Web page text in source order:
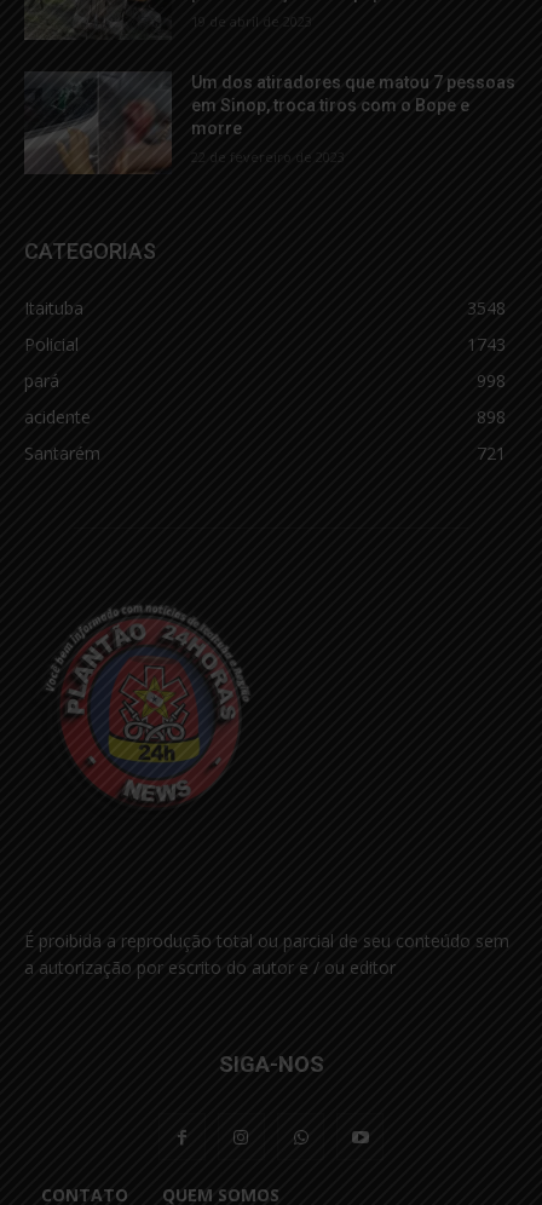
19 de abril de 2023
Um dos atiradores que matou 7 pessoas
em Sinop, troca tiros com o Bope e
morre
22 de fevereiro de 2023
CATEGORIAS
Itaituba
3548
Policial
1743
pará
998
acidente
898
Santarém
721
É proibida a reprodução total ou parcial de seu conteúdo sem
a autorização por escrito do autor e / ou editor
SIGA-NOS
CONTATO QUEM SOMOS